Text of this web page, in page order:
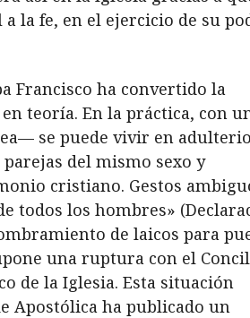
la fe, en el ejercicio de su
Francisco ha convertido la
teoría. En la práctica, con
se puede vivir en
del mismo sexo y
cristiano. Gestos
todos los hombres»
de laicos para
una ruptura con el
de la Iglesia. Esta situación
Apostólica ha publicado un